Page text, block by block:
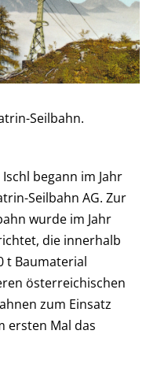
Seilbahn.
begann im Jahr
Seilbahn AG. Zur
wurde im Jahr
die innerhalb
t Baumaterial
österreichischen
zum Einsatz
ersten Mal das